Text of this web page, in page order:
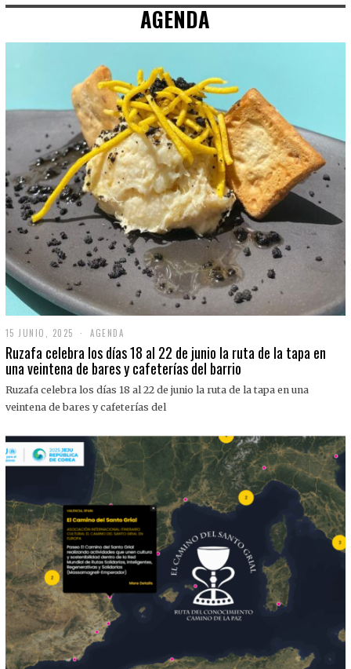
AGENDA
15 JUNIO, 2025
J
U
I
O
0
2
5
AGENDA
Ruzafa celebra los días 18 al 22 de junio la ruta de la tapa en
una veintena de bares y cafeterías del barrio
Ruzafa celebra los días 18 al 22 de junio la ruta de la tapa en una
veintena de bares y cafeterías del